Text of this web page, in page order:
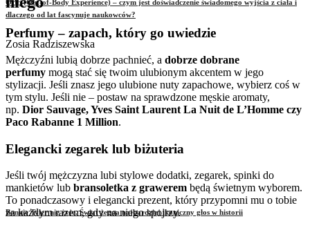
OBE (Out-of-Body Experience) – czym jest doświadczenie świadomego wyjścia z ciała i
dlaczego od lat fascynuje naukowców?
Zosia Radziszewska
Bonnie Tyler nie żyje. Świat żegna najbardziej ikoniczny głos w historii
Perfumy – zapach, który go uwiedzie
Mężczyźni lubią dobrze pachnieć, a dobrze dobrane
perfumy mogą stać się twoim ulubionym akcentem w jego
stylizacji. Jeśli znasz jego ulubione nuty zapachowe, wybierz coś w
tym stylu. Jeśli nie – postaw na sprawdzone męskie aromaty,
np. Dior Sauvage, Yves Saint Laurent La Nuit de L’Homme czy
Paco Rabanne 1 Million.
Elegancki zegarek lub biżuteria
Jeśli twój mężczyzna lubi stylowe dodatki, zegarek, spinki do
mankietów lub bransoletka z grawerem będą świetnym wyborem.
To ponadczasowy i elegancki prezent, który przypomni mu o tobie
za każdym razem, gdy na niego spojrzy.